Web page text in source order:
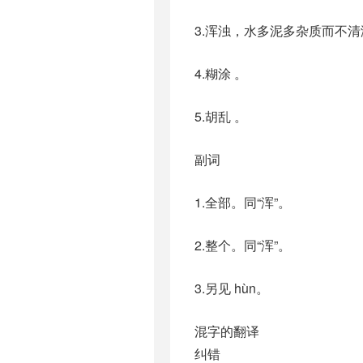
3.浑浊，水多泥多杂质而不
4.糊涂 。
5.胡乱 。
副词
1.全部。同“浑”。
2.整个。同“浑”。
3.另见 hùn。
混字的翻译
纠错